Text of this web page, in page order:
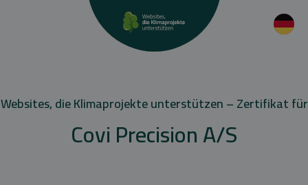
Websites, die Klimaprojekte unterstützen – Zertifikat für
Covi Precision A/S